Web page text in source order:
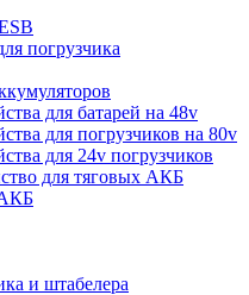
погрузчика
для батарей на 48v
для погрузчиков на 80v
для 24v погрузчиков
для тяговых АКБ
АКБ
и штабелера